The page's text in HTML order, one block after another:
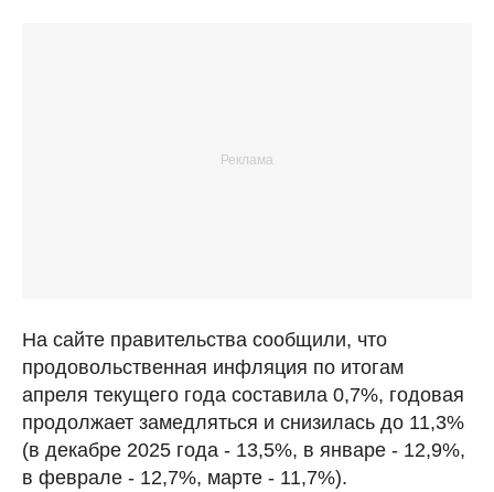
На сайте правительства сообщили, что
продовольственная инфляция по итогам
апреля текущего года составила 0,7%, годовая
продолжает замедляться и снизилась до 11,3%
(в декабре 2025 года - 13,5%, в январе - 12,9%,
в феврале - 12,7%, марте - 11,7%).